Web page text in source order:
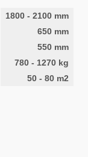
1800 - 2100 mm
650 mm
550 mm
780 - 1270 kg
50 - 80 m2